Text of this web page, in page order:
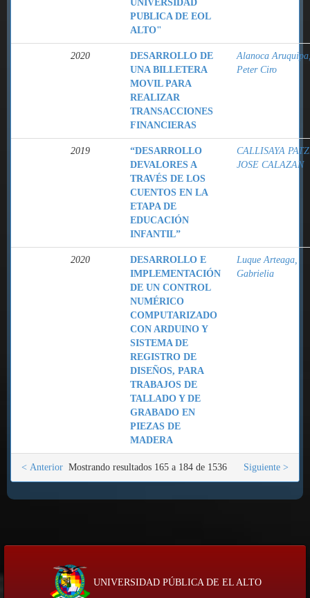
UNIVERSIDAD
PUBLICA DE EOL
ALTO"
2020
DESARROLLO DE
UNA BILLETERA
MOVIL PARA
REALIZAR
TRANSACCIONES
FINANCIERAS
Alanoca
Peter Ciro
2019
“DESARROLLO
DEVALORES A
TRAVÉS DE LOS
CUENTOS EN LA
ETAPA DE
EDUCACIÓN
INFANTIL”
CALLISAYA
JOSE CALAZAN
2020
DESARROLLO E
IMPLEMENTACIÓN
DE UN CONTROL
NUMÉRICO
COMPUTARIZADO
CON ARDUINO Y
SISTEMA DE
REGISTRO DE
DISEÑOS, PARA
TRABAJOS DE
TALLADO Y DE
GRABADO EN
PIEZAS DE
MADERA
Luque Arteaga,
Gabrielia
Mostrando resultados 165 a 184 de 1536
< Anterior Siguiente >
UNIVERSIDAD PÚBLICA DE EL ALTO